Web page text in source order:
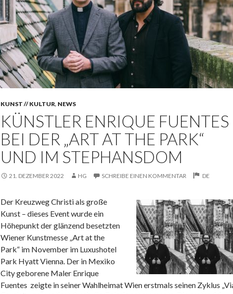
KUNST // KULTUR, NEWS
KÜNSTLER ENRIQUE FUENTES
BEI DER „ART AT THE PARK“
UND IM STEPHANSDOM
21. DEZEMBER 2022 HG SCHREIBE EINEN KOMMENTAR DE
Der Kreuzweg Christi als große
Kunst – dieses Event wurde ein
Höhepunkt der glänzend besetzten
Wiener Kunstmesse „Art at the
Park“ im November im Luxushotel
Park Hyatt Vienna. Der in Mexiko
City geborene Maler Enrique
Fuentes zeigte in seiner Wahlheimat Wien erstmals seinen Zyklus